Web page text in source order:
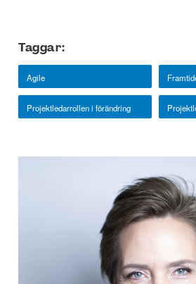
Taggar:
Agile
Projektledarrollen i förändring